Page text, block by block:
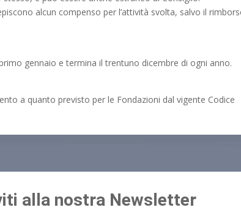
alcun compenso per l’attività svolta, salvo il
gennaio e termina il trentuno dicembre di ogni anno.
a quanto previsto per le Fondazioni dal vigente Codice
alla nostra Newsletter